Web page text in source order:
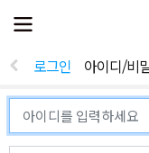
전
체
뉴
열
로그인 아이디/비